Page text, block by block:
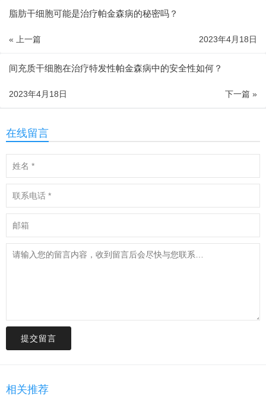
脂肪干细胞可能是治疗帕金森病的秘密吗？
« 上一篇 2023年4月18日
间充质干细胞在治疗特发性帕金森病中的安全性如何？
下一篇 »
2023年4月18日
在线留言
提交留言
相关推荐